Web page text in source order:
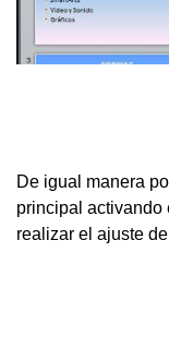
De igual manera
principal activando
realizar el ajuste